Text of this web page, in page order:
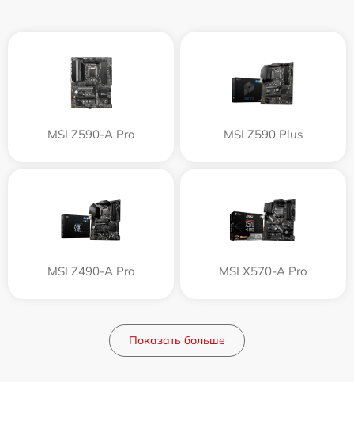
MSI Z590-A Pro MSI Z590 Plus
MSI Z490-A Pro MSI X570-A Pro
Показать больше